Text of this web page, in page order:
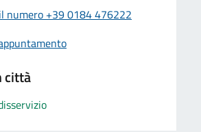
numero +39 0184 476222
città